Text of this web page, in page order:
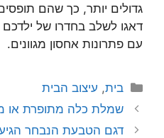
גדולים יותר, כך שהם
דאגו לשלב בחדרו של
עם פתרונות אחסון מגוונים.
קטגוריות
בית, עיצוב הבית
שמלת כלה מתופרת או
דגם הטבעת הנבחר